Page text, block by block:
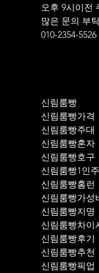
오후 9시이전
많은 문의 부
010-2354-5526
신림룸빵
신림룸빵가격
신림룸빵주대
신림룸빵혼자
신림룸빵호구
신림룸빵1인
신림룸빵홈런
신림룸빵가성
신림룸빵지명
신림룸빵차이
신림룸빵후기
신림룸빵추천